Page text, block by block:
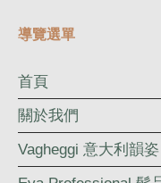
導覽選單
首頁
關於我們
Vagheggi 意大利韻姿